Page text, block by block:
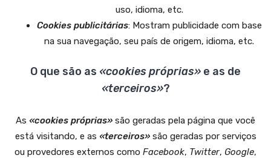
uso, idioma, etc.
Cookies publicitárias: Mostram publicidade com base
na sua navegação, seu país de origem, idioma, etc.
O que são as «cookies próprias» e as de
«terceiros»?
As «cookies próprias» são geradas pela página que você
está visitando, e as «terceiros»são geradas por serviços
ou provedores externos como Facebook, Twitter, Google,